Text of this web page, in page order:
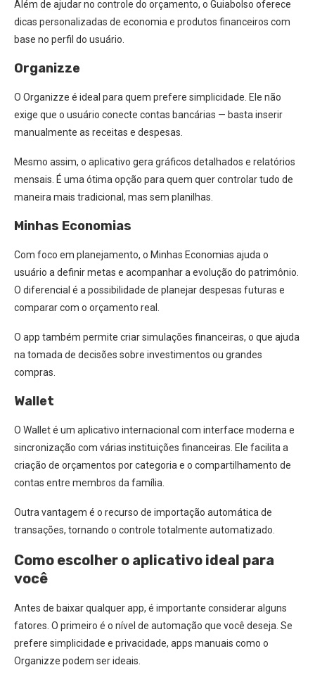
Além de ajudar no controle do orçamento, o Guiabolso oferece
dicas personalizadas de economia e produtos financeiros com
base no perfil do usuário.
Organizze
O Organizze é ideal para quem prefere simplicidade. Ele não
exige que o usuário conecte contas bancárias — basta inserir
manualmente as receitas e despesas.
Mesmo assim, o aplicativo gera gráficos detalhados e relatórios
mensais. É uma ótima opção para quem quer controlar tudo de
maneira mais tradicional, mas sem planilhas.
Minhas Economias
Com foco em planejamento, o Minhas Economias ajuda o
usuário a definir metas e acompanhar a evolução do patrimônio.
O diferencial é a possibilidade de planejar despesas futuras e
comparar com o orçamento real.
O app também permite criar simulações financeiras, o que ajuda
na tomada de decisões sobre investimentos ou grandes
compras.
Wallet
O Wallet é um aplicativo internacional com interface moderna e
sincronização com várias instituições financeiras. Ele facilita a
criação de orçamentos por categoria e o compartilhamento de
contas entre membros da família.
Outra vantagem é o recurso de importação automática de
transações, tornando o controle totalmente automatizado.
Como escolher o aplicativo ideal para
você
Antes de baixar qualquer app, é importante considerar alguns
fatores. O primeiro é o nível de automação que você deseja. Se
prefere simplicidade e privacidade, apps manuais como o
Organizze podem ser ideais.